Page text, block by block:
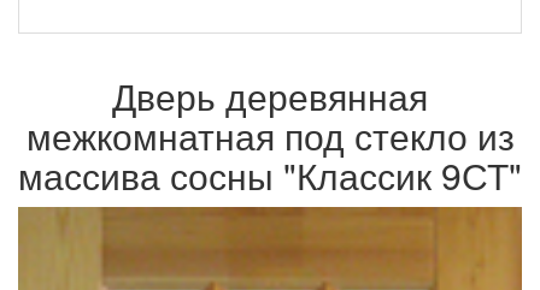
Дверь деревянная
межкомнатная под стекло из
массива сосны "Классик 9СТ"